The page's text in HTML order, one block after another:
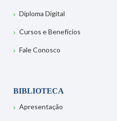
Diploma Digital
Cursos e Benefícios
Fale Conosco
BIBLIOTECA
Apresentação